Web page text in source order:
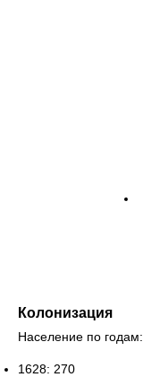
Колонизация
Население по годам:
1628: 270